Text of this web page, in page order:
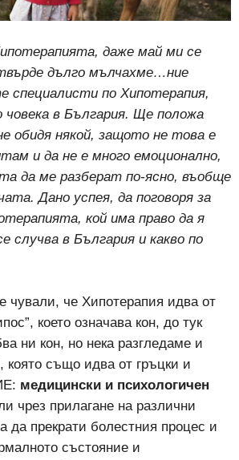
даже май ми се
дълго мълчахме…ние
специалисти по Хипотерапия,
човека в България. Ще положа
обидя някой, защото не това е
и да не е много емоционално,
да ме разберат по-ясно, въобще
Дано успея, да поговоря за
кой има право да я
случва в България и какво по
чували, че Хипотерапия идва от
което означава кон, до тук
ни кон, но нека разгледаме и
също идва от гръцки и
медицински и психологичен
чрез прилагане на различни
да прекрати болестния процес и
състояние и